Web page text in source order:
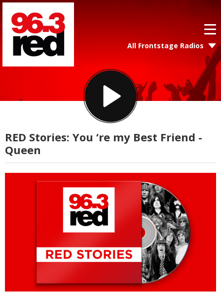
All Frontstage Radios
RED Stories: You ‘re my Best Friend -
Queen